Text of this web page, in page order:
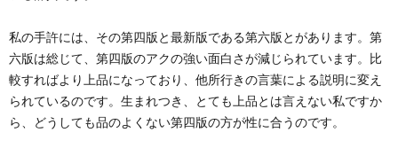
私の手許には、その第四版と最新版である第六版とがあります。第
六版は総じて、第四版のアクの強い面白さが減じられています。比
較すればより上品になっており、他所行きの言葉による説明に変え
られているのです。生まれつき、とても上品とは言えない私ですか
ら、どうしても品のよくない第四版の方が性に合うのです。